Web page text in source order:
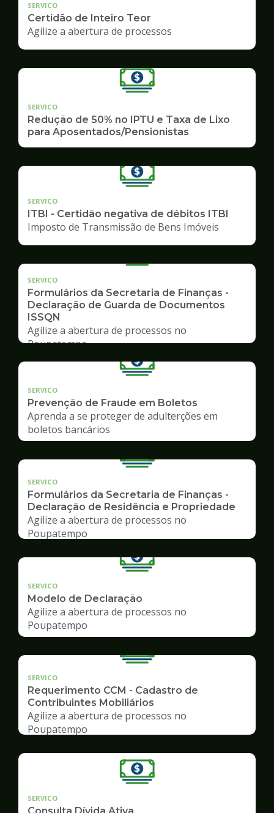
SERVICO
Certidão de Inteiro Teor
Agilize a abertura de processos
SERVICO
Redução de 50% no IPTU e Taxa de Lixo
para Aposentados/Pensionistas
SERVICO
ITBI - Certidão negativa de débitos ITBI
Imposto de Transmissão de Bens Imóveis
SERVICO
Formulários da Secretaria de Finanças -
Declaração de Guarda de Documentos
ISSQN
Agilize a abertura de processos no
Poupatempo
SERVICO
Prevenção de Fraude em Boletos
Aprenda a se proteger de adulterções em
boletos bancários
SERVICO
Formulários da Secretaria de Finanças -
Declaração de Residência e Propriedade
Agilize a abertura de processos no
Poupatempo
SERVICO
Modelo de Declaração
Agilize a abertura de processos no
Poupatempo
SERVICO
Requerimento CCM - Cadastro de
Contribuintes Mobiliários
Agilize a abertura de processos no
Poupatempo
SERVICO